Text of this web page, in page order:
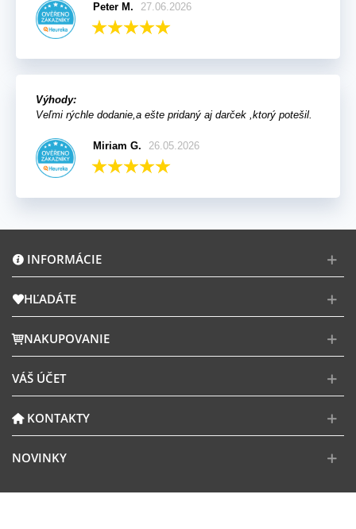
Peter M. 27.06.2026
Výhody:
Veľmi rýchle dodanie,a ešte pridaný aj darček ,ktorý potešil.
Miriam G. 26.05.2026
INFORMÁCIE
HĽADÁTE
NAKUPOVANIE
VÁŠ ÚČET
KONTAKTY
NOVINKY